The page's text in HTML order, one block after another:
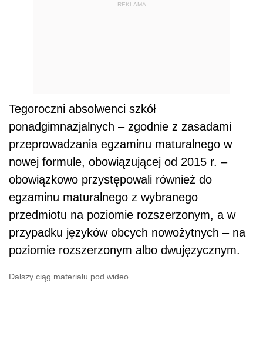
REKLAMA
Tegoroczni absolwenci szkół
ponadgimnazjalnych – zgodnie z zasadami
przeprowadzania egzaminu maturalnego w
nowej formule, obowiązującej od 2015 r. –
obowiązkowo przystępowali również do
egzaminu maturalnego z wybranego
przedmiotu na poziomie rozszerzonym, a w
przypadku języków obcych nowożytnych – na
poziomie rozszerzonym albo dwujęzycznym.
Dalszy ciąg materiału pod wideo